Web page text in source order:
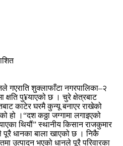
गएराति शुक्लाफाँटा नगरपालिका–२
क्षति पु¥याएको छ । चुरे क्षेत्रबाट
काटेर घरमै कुन्यू बनाएर राखेको
हो ।“दश कठ्ठा जग्गामा लगाइएको
थियौं” स्थानीय किसान राजकुमार
पूरै धानका बाला खाएको छ । निकै
उत्पादन भएको धानले पूरै परिवारका